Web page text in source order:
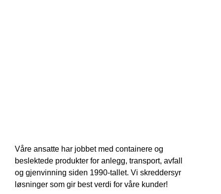
Våre ansatte har jobbet med containere og
beslektede produkter for anlegg, transport, avfall
og gjenvinning siden 1990-tallet. Vi skreddersyr
løsninger som gir best verdi for våre kunder!